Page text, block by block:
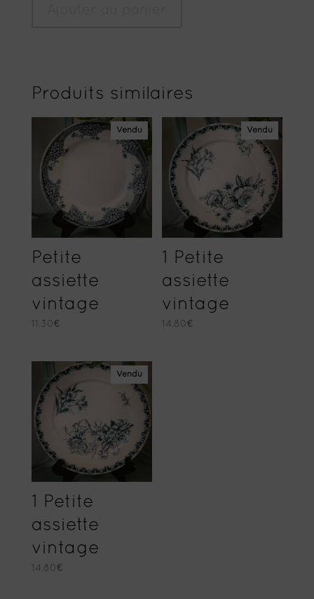
Produits similaires
Vendu
Petite
assiette
vintage
11.30€
Vendu
1 Petite
assiette
vintage
14.80€
Vendu
1 Petite
assiette
vintage
14.80€